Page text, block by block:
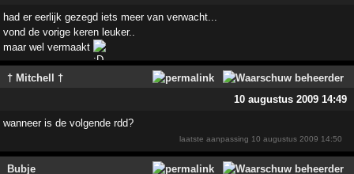
had er eerlijk gezegd iets meer van verwacht...
vond de vorige keren leuker..
maar wel vermaakt
† Mitchell †
10 augustus 2009 14:49
wanneer is de volgende rdd?
laatste aanpassing 10 augustus 2009 14:50
Bubje